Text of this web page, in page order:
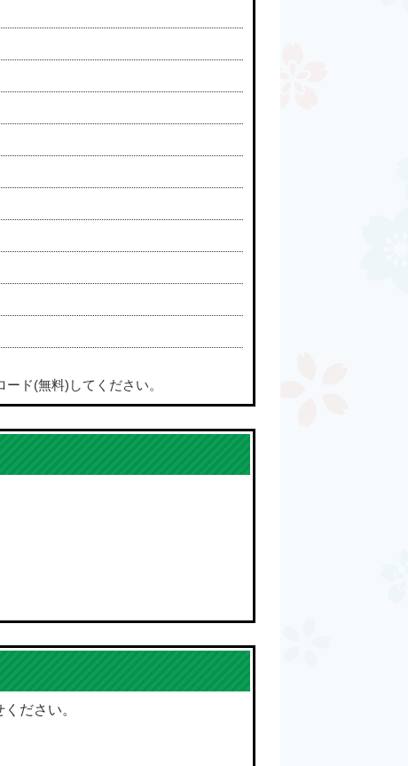
ード(無料)してください。
ださい。